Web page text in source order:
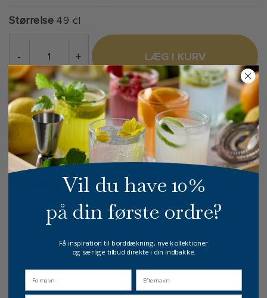
Størrelse 49 cl
- + LÆG I KURV
På lager 1-3 dages levering
GRATIS FRAGT
over 499 DKK
E-MÆRKET
certificeret
HURTIG LEVERING
1-3 hverdage
EGENSKABER
PRODUKTINFORMATION
Vil du have 10%
på din første ordre?
Få inspiration til borddækning, nye kollektioner
og særlige tilbud direkte i din indbakke.